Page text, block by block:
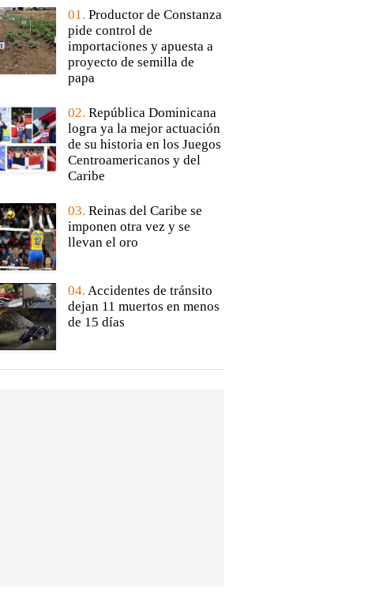
01. Productor de Constanza
pide control de
importaciones y apuesta a
proyecto de semilla de
papa
02. República Dominicana
logra ya la mejor actuación
de su historia en los Juegos
Centroamericanos y del
Caribe
03. Reinas del Caribe se
imponen otra vez y se
llevan el oro
04. Accidentes de tránsito
dejan 11 muertos en menos
de 15 días